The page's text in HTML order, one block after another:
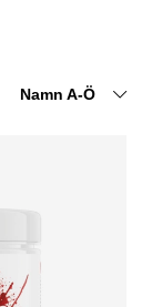
Namn A-Ö